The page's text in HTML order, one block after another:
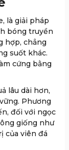
là giải pháp
bóng truyền
hợp, chẳng
suốt khác.
cứng bằng
lâu dài hơn,
Phương
đối với ngọc
giống như
của viên đá